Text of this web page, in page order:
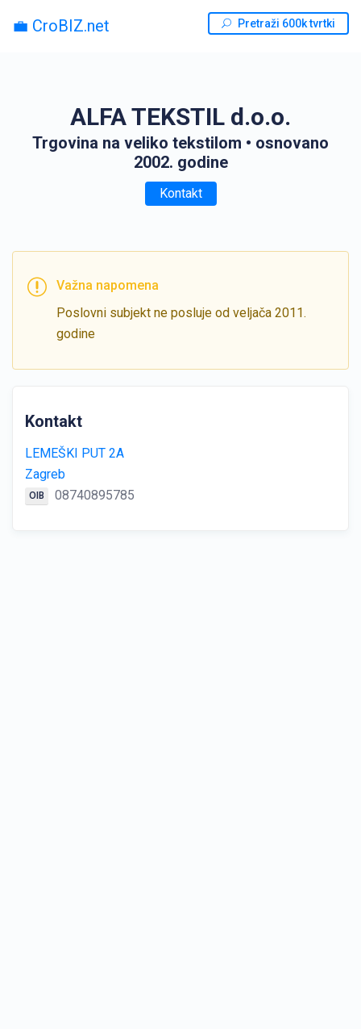
💼 CroBIZ.net Pretraži 600k tvrtki
ALFA TEKSTIL d.o.o.
Trgovina na veliko tekstilom • osnovano
2002. godine
Kontakt
Važna napomena
Poslovni subjekt ne posluje od veljača 2011.
godine
Kontakt
LEMEŠKI PUT 2A
Zagreb
OIB 08740895785